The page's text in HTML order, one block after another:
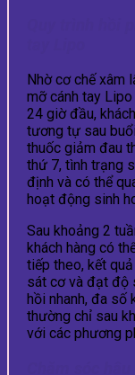
Nhờ cơ chế xâm
mỡ cánh tay Lipo
24 giờ đầu,
tương tự sau
thuốc giảm đau
thứ 7, tình trạng
định và có thể
hoạt động sinh
Sau khoảng 2
khách hàng có
tiếp theo, kết
sát cơ và đạt độ
hồi nhanh, đa số
thường chỉ sau
với các phương